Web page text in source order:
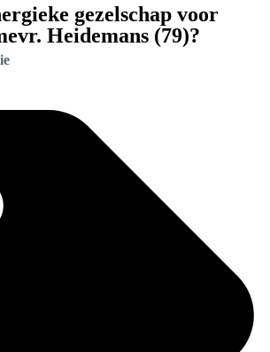
gezelschap voor
Heidemans (79)?